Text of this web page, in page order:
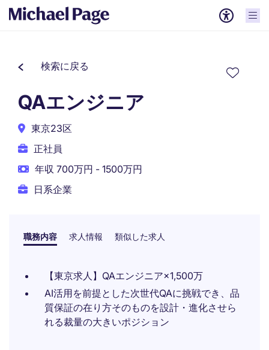
検索に戻る
QAエンジニア
東京23区
正社員
年収 700万円 - 1500万円
日系企業
職務内容 求人情報 類似した求人
【東京求人】QAエンジニア×1,500万
AI活用を前提とした次世代QAに挑戦でき、品
質保証の在り方そのものを設計・進化させら
れる裁量の大きいポジション